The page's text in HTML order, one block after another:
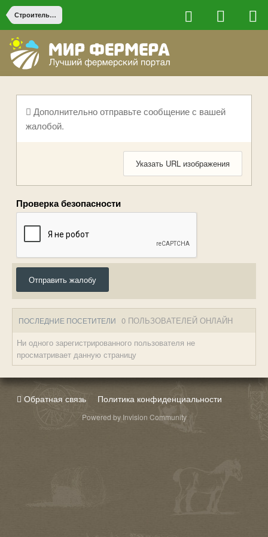
Строительство на ферме
Дополнительно отправьте сообщение с вашей
жалобой.
Указать URL изображения
Проверка безопасности
Отправить жалобу
ПОСЛЕДНИЕ ПОСЕТИТЕЛИ 0 ПОЛЬЗОВАТЕЛЕЙ ОНЛАЙН
Ни одного зарегистрированного пользователя не
просматривает данную страницу
Обратная связь Политика конфиденциальности
Powered by Invision Community